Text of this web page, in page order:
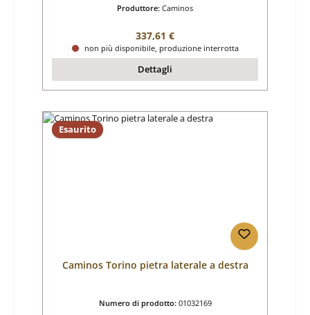
Produttore: Caminos
Prezzo normale:
337,61 €
non più disponibile, produzione interrotta
Dettagli
Esaurito
Caminos Torino pietra laterale a destra
Numero di prodotto: 01032169